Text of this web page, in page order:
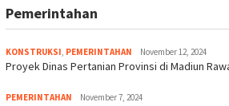
Pemerintahan
KONSTRUKSI PEMERINTAHAN November 12, 2024
Proyek Dinas Pertanian Provinsi di Madiun
PEMERINTAHAN November 7, 2024